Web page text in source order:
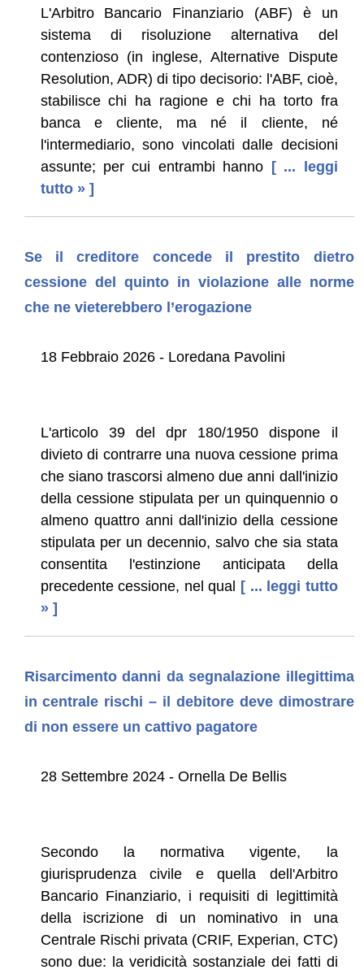
L'Arbitro Bancario Finanziario (ABF) è un
sistema di risoluzione alternativa del
contenzioso (in inglese, Alternative Dispute
Resolution, ADR) di tipo decisorio: l'ABF, cioè,
stabilisce chi ha ragione e chi ha torto fra
banca e cliente, ma né il cliente, né
l'intermediario, sono vincolati dalle decisioni
assunte; per cui entrambi hanno [ ... leggi
tutto » ]
Se il creditore concede il prestito dietro
cessione del quinto in violazione alle norme
che ne vieterebbero l’erogazione
18 Febbraio 2026 - Loredana Pavolini
L'articolo 39 del dpr 180/1950 dispone il
divieto di contrarre una nuova cessione prima
che siano trascorsi almeno due anni dall'inizio
della cessione stipulata per un quinquennio o
almeno quattro anni dall'inizio della cessione
stipulata per un decennio, salvo che sia stata
consentita l'estinzione anticipata della
precedente cessione, nel qual [ ... leggi tutto
» ]
Risarcimento danni da segnalazione illegittima
in centrale rischi – il debitore deve dimostrare
di non essere un cattivo pagatore
28 Settembre 2024 - Ornella De Bellis
Secondo la normativa vigente, la
giurisprudenza civile e quella dell'Arbitro
Bancario Finanziario, i requisiti di legittimità
della iscrizione di un nominativo in una
Centrale Rischi privata (CRIF, Experian, CTC)
sono due: la veridicità sostanziale dei fatti di